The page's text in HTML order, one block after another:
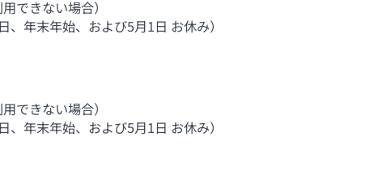
できない場合）
年末年始、および5月1日 お休み）
できない場合）
年末年始、および5月1日 お休み）